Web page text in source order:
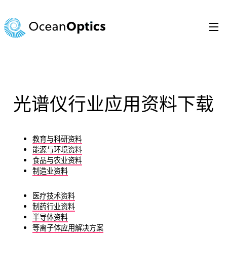
至
内
光谱仪行业应用资料下载
教育与科研资料
能源与环境资料
食品与农业资料
制造业资料
医疗技术资料
制药行业资料
半导体资料
等离子体应用解决方案